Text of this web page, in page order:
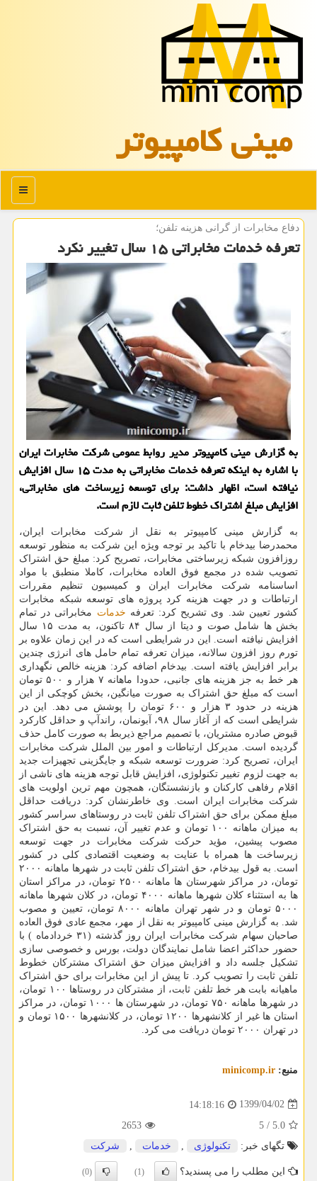
مینی كامپیوتر
منو
دفاع مخابرات از گرانی هزینه تلفن؛
تعرفه خدمات مخابراتی ۱۵ سال تغییر نكرد
به گزارش مینی كامپیوتر مدیر روابط عمومی شركت مخابرات ایران
با اشاره به اینكه تعرفه خدمات مخابراتی به مدت ۱۵ سال افزایش
نیافته است، اظهار داشت: برای توسعه زیرساخت های مخابراتی،
افزایش مبلغ اشتراك خطوط تلفن ثابت لازم است.
به گزارش مینی کامپیوتر به نقل از شرکت مخابرات ایران،
محمدرضا بیدخام با تاکید بر توجه ویژه این شرکت به منظور توسعه
روزافزون شبکه زیرساختی مخابرات، تصریح کرد: مبلغ حق اشتراک
تصویب شده در مجمع فوق العاده مخابرات، کاملا منطبق با مواد
اساسنامه شرکت مخابرات ایران و کمیسیون تنظیم مقررات
ارتباطات و در جهت هزینه کرد پروژه های توسعه شبکه مخابرات
کشور تعیین شد. وی تشریح کرد: تعرفه خدمات مخابراتی در تمام
بخش ها شامل صوت و دیتا از سال ۸۴ تاکنون، به مدت ۱۵ سال
افزایش نیافته است. این در شرایطی است که در این زمان علاوه بر
تورم روز افزون سالانه، میزان تعرفه تمام حامل های انرژی چندین
برابر افزایش یافته است. بیدخام اضافه کرد: هزینه خالص نگهداری
هر خط به جز هزینه های جانبی، حدودا ماهانه ۷ هزار و ۵۰۰ تومان
است که مبلغ حق اشتراک به صورت میانگین، بخش کوچکی از این
هزینه در حدود ۳ هزار و ۶۰۰ تومان را پوشش می دهد. این در
شرایطی است که از آغاز سال ۹۸، آبونمان، راندآپ و حداقل کارکرد
قبوض صادره مشتریان، با تصمیم مراجع ذیربط به صورت کامل حذف
گردیده است. مدیرکل ارتباطات و امور بین الملل شرکت مخابرات
ایران، تصریح کرد: ضرورت توسعه شبکه و جایگزینی تجهیزات جدید
به جهت لزوم تغییر تکنولوژی، افزایش قابل توجه هزینه های ناشی از
اقلام رفاهی کارکنان و بازنشستگان، همچون مهم ترین اولویت های
شرکت مخابرات ایران است. وی خاطرنشان کرد: دریافت حداقل
مبلغ ممکن برای حق اشتراک تلفن ثابت در روستاهای سراسر کشور
به میزان ماهانه ۱۰۰ تومان و عدم تغییر آن، نسبت به حق اشتراک
مصوب پیشین، مؤید حرکت شرکت مخابرات در جهت توسعه
زیرساخت ها همراه با عنایت به وضعیت اقتصادی کلی در کشور
است. به قول بیدخام، حق اشتراک تلفن ثابت در شهرها ماهانه ۲۰۰۰
تومان، در مراکز شهرستان ها ماهانه ۲۵۰۰ تومان، در مراکز استان
ها به استثناء کلان شهرها ماهانه ۴۰۰۰ تومان، در کلان شهرها ماهانه
۵۰۰۰ تومان و در شهر تهران ماهانه ۸۰۰۰ تومان، تعیین و مصوب
شد. به گزارش مینی کامپیوتر به نقل از مهر، مجمع عادی فوق العاده
صاحبان سهام شرکت مخابرات ایران روز گذشته (۳۱ خردادماه ) با
حضور حداکثر اعضا شامل نمایندگان دولت، بورس و خصوصی سازی
تشکیل جلسه داد و افزایش میزان حق اشتراک مشترکان خطوط
تلفن ثابت را تصویب کرد. تا پیش از این مخابرات برای حق اشتراک
ماهیانه بابت هر خط تلفن ثابت، از مشترکان در روستاها ۱۰۰ تومان،
در شهرها ماهانه ۷۵۰ تومان، در شهرستان ها ۱۰۰۰ تومان، در مراکز
استان ها غیر از کلانشهرها ۱۲۰۰ تومان، در کلانشهرها ۱۵۰۰ تومان و
در تهران ۲۰۰۰ تومان دریافت می کرد.
منبع: minicomp.ir
1399/04/02
14:18:16
5.0
/
5
2653
تگهای خبر:
تكنولوژی خدمات شركت
این مطلب را می پسندید؟ (1)
(0)